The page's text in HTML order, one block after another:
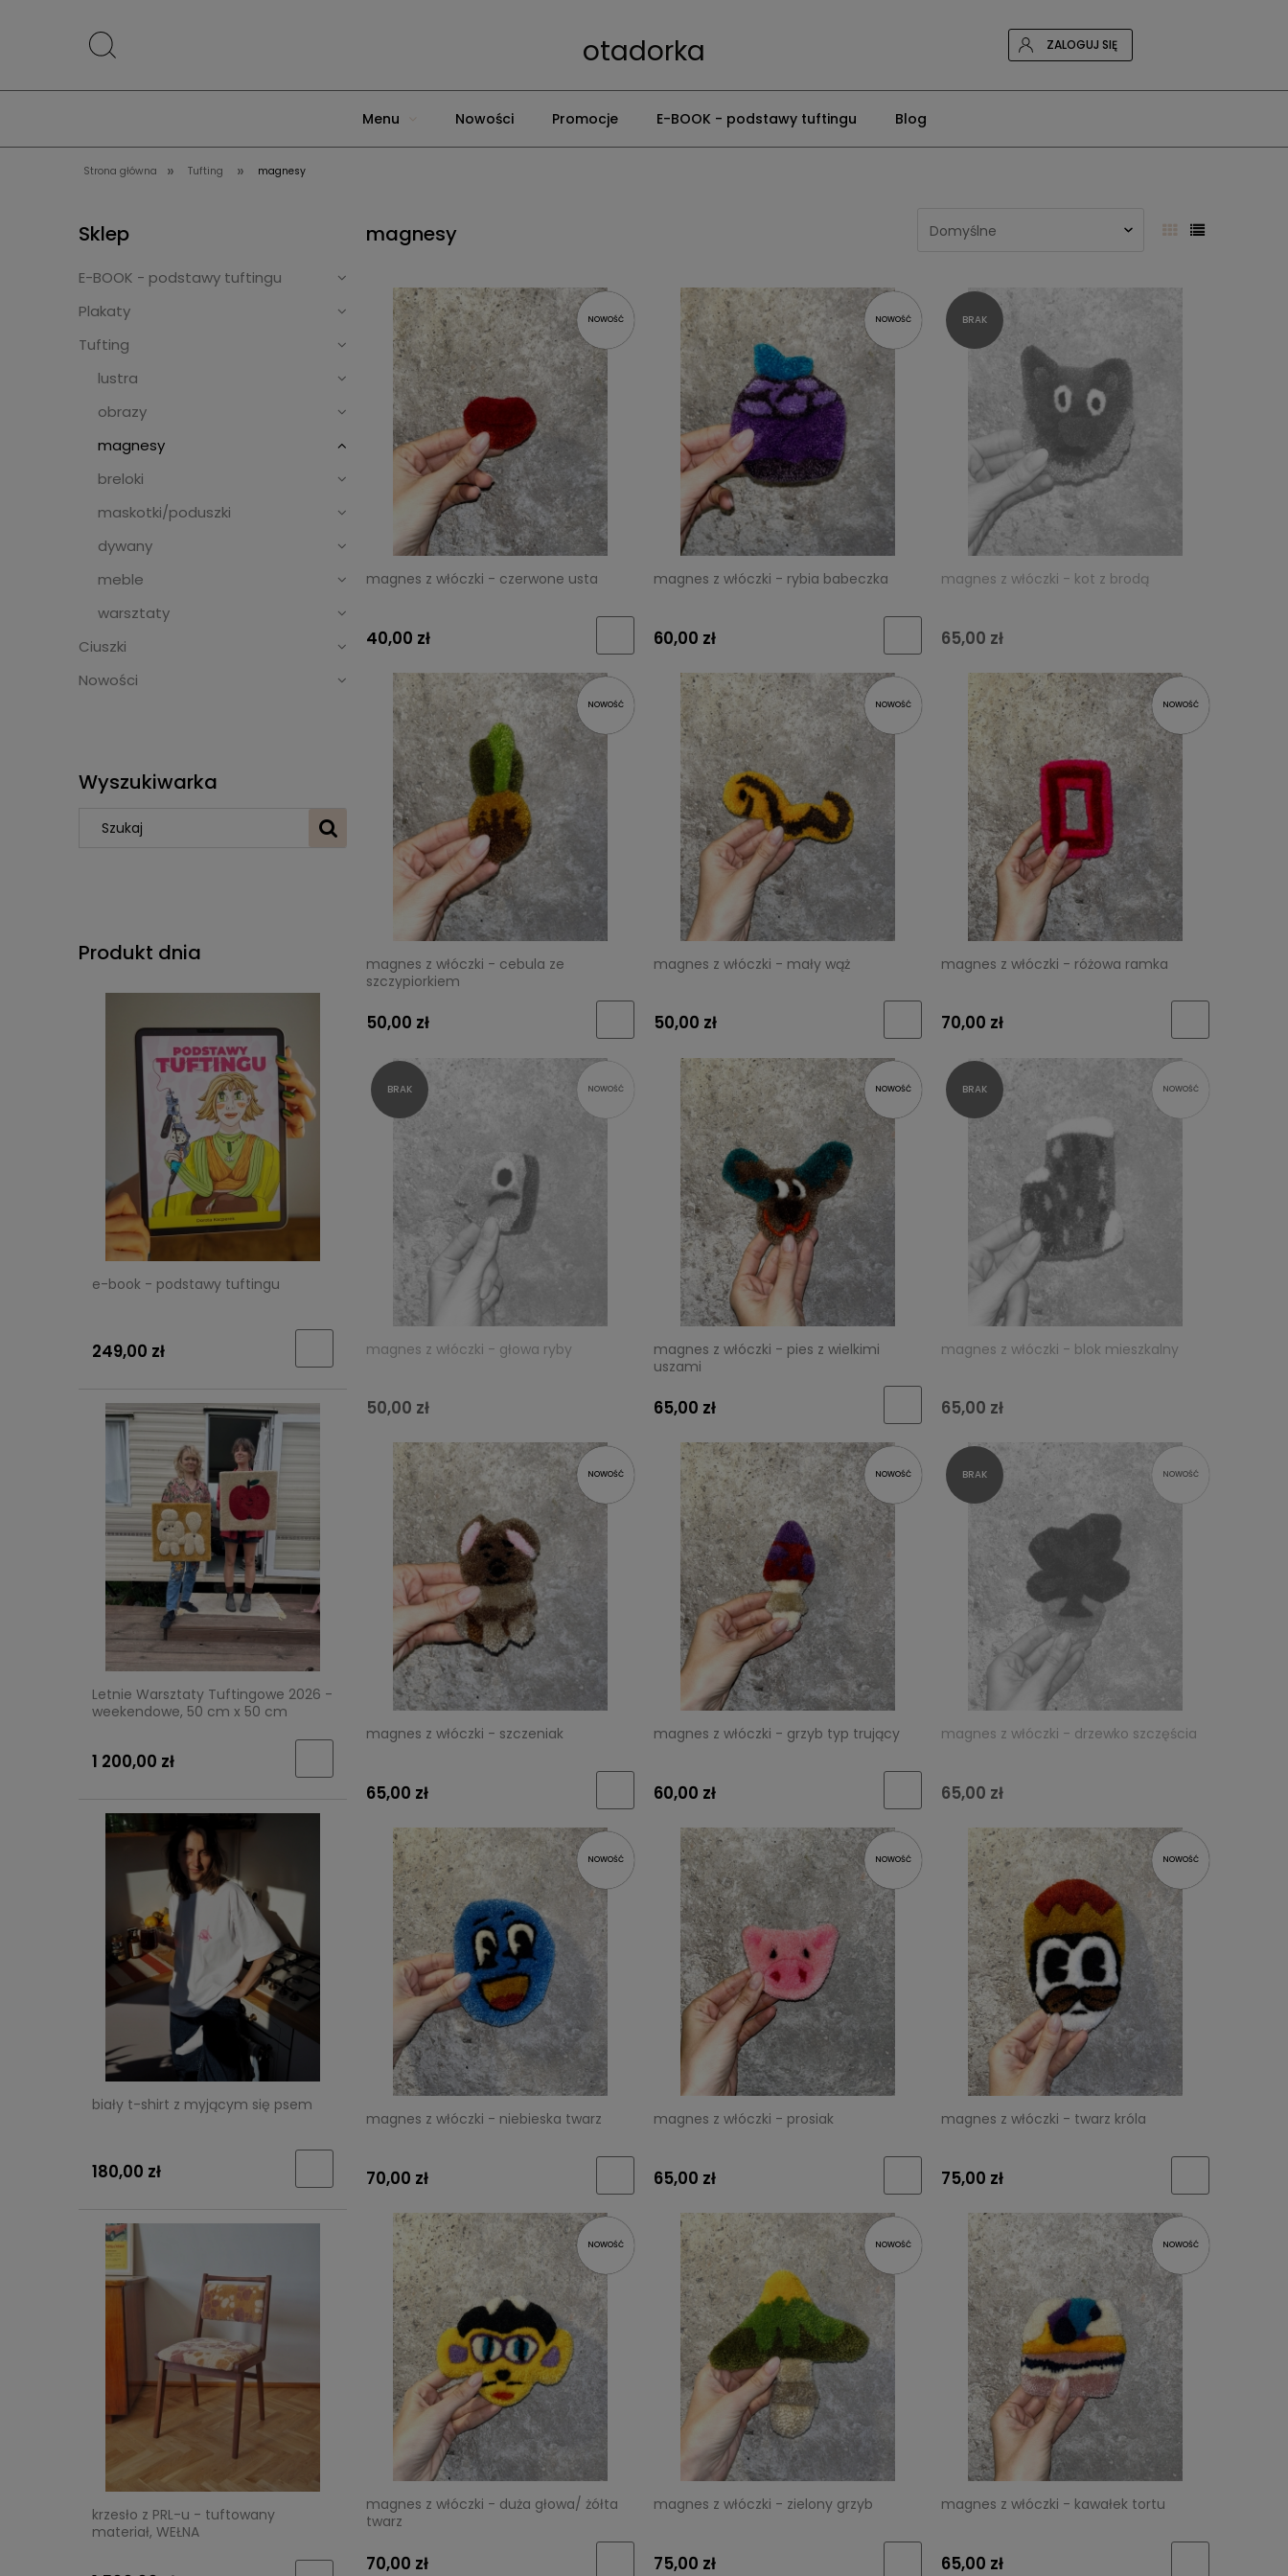
otadorka ZALOGUJ SIĘ
Menu Nowości Promocje E-BOOK - podstawy tuftingu Blog
Strona główna » Tufting » magnesy
Sklep
E-BOOK - podstawy tuftingu
Plakaty
Tufting
lustra
obrazy
magnesy
breloki
maskotki/poduszki
dywany
meble
warsztaty
Ciuszki
Nowości
Wyszukiwarka
Produkt dnia
e-book - podstawy tuftingu
249,00 zł
Letnie Warsztaty Tuftingowe 2026 -
weekendowe, 50 cm x 50 cm
1 200,00 zł
biały t-shirt z myjącym się psem
180,00 zł
krzesło z PRL-u - tuftowany
materiał, WEŁNA
magnesy
magnes z włóczki - czerwone usta
40,00 zł
NOWOŚĆ
magnes z włóczki - rybia babeczka
60,00 zł
NOWOŚĆ
magnes z włóczki - kot z brodą
65,00 zł
magnes z włóczki - cebula ze
szczypiorkiem
50,00 zł
NOWOŚĆ
magnes z włóczki - mały wąż
50,00 zł
NOWOŚĆ
magnes z włóczki - różowa ramka
70,00 zł
NOWOŚĆ
magnes z włóczki - głowa ryby
50,00 zł
NOWOŚĆ
magnes z włóczki - pies z wielkimi
uszami
65,00 zł
NOWOŚĆ
magnes z włóczki - blok mieszkalny
65,00 zł
NOWOŚĆ
magnes z włóczki - szczeniak
65,00 zł
NOWOŚĆ
magnes z włóczki - grzyb typ trujący
60,00 zł
NOWOŚĆ
magnes z włóczki - drzewko szczęścia
65,00 zł
NOWOŚĆ
magnes z włóczki - niebieska twarz
70,00 zł
NOWOŚĆ
magnes z włóczki - prosiak
65,00 zł
NOWOŚĆ
magnes z włóczki - twarz króla
75,00 zł
NOWOŚĆ
magnes z włóczki - duża głowa/ żółta
twarz
70,00 zł
NOWOŚĆ
magnes z włóczki - zielony grzyb
75,00 zł
NOWOŚĆ
magnes z włóczki - kawałek tortu
65,00 zł
NOWOŚĆ